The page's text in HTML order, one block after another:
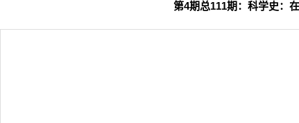
第4期总111期： 科学史：